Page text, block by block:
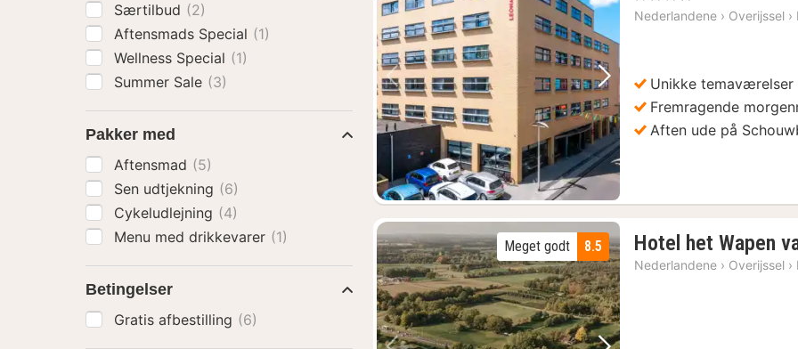
Forrige billede Næste billede
Nederlandene › Overijssel ›
Unikke temaværelser
Fremragende
Aften ude på
8.5
Meget godt Hotel het Wapen
Nederlandene › Overijssel ›
Særtilbud (2)
Aftensmads Special (1)
Wellness Special (1)
Summer Sale (3)
Pakker med
Aftensmad (5)
Sen udtjekning (6)
Cykeludlejning (4)
Menu med drikkevarer (1)
Betingelser
Gratis afbestilling (6)